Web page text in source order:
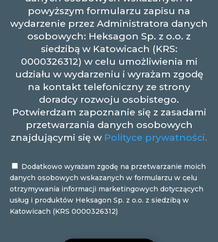
powyższym formularzu zapisu na
wydarzenie przez Administratora danych
osobowych: Heksagon Sp. z o.o. z
siedzibą w Katowicach (KRS:
0000326312) w celu umożliwienia mi
udziału w wydarzeniu i wyrażam zgodę
na kontakt telefoniczny ze strony
doradcy rozwoju osobistego.
Potwierdzam zapoznanie się z zasadami
przetwarzania danych osobowych
znajdującymi się w Polityce prywatności.
Dodatkowo wyrażam zgodę na przetwarzanie moich
danych osobowych wskazanych w formularzu w celu
otrzymywania informacji marketingowych dotyczących
usług i produktów Heksagon Sp. z o.o. z siedzibą w
Katowicach (KRS 0000326312)